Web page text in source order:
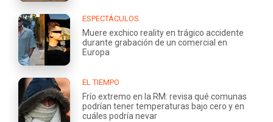
ESPECTÁCULOS
Muere exchico reality en trágico accidente
durante grabación de un comercial en
Europa
EL TIEMPO
Frío extremo en la RM: revisa qué comunas
podrían tener temperaturas bajo cero y en
cuáles podría nevar